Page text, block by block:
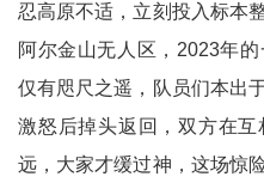
忍高原不适，立刻投入标本
阿尔金山无人区，2023年
仅有咫尺之遥，队员们本出
激怒后掉头返回，双方在
远，大家才缓过神，这场惊